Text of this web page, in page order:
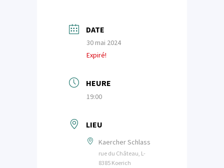
DATE
30 mai 2024
Expiré!
HEURE
19:00
LIEU
Kaercher Schlass
rue du Château, L-
8385 Koerich